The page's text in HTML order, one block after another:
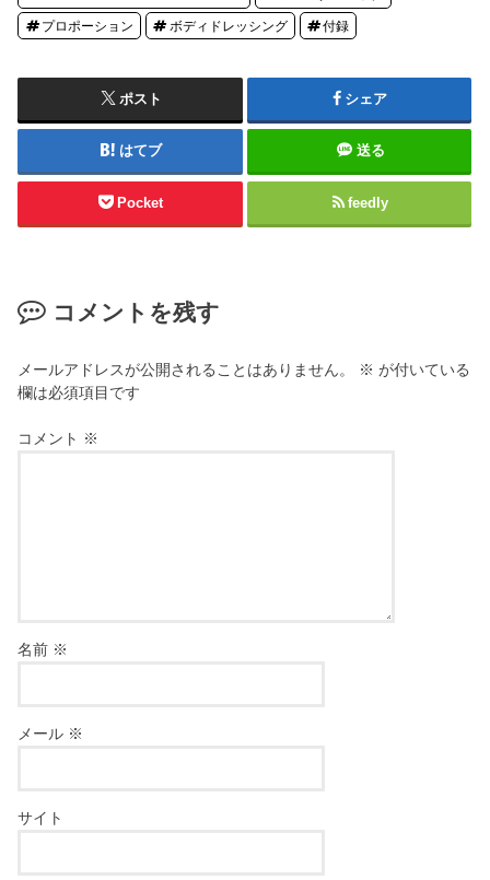
プロポーション ボディドレッシング 付録
ポスト シェア
はてブ 送る
Pocket feedly
コメントを残す
メールアドレスが公開されることはありません。 ※ が付いている
欄は必須項目です
コメント ※
名前 ※
メール ※
サイト